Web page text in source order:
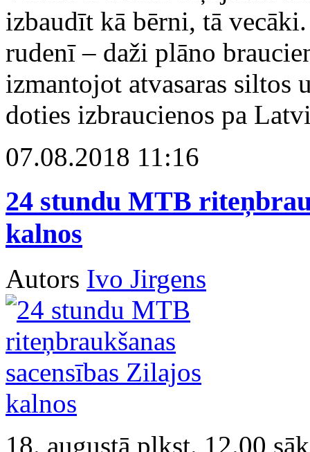
izbaudīt kā bērni, tā
rudenī – daži plāno
izmantojot atvasaras siltos
doties izbraucienos pa
07.08.2018 11:16
24 stundu MTB
kalnos
Autors Ivo Jirgens
18. augustā plkst. 12.00